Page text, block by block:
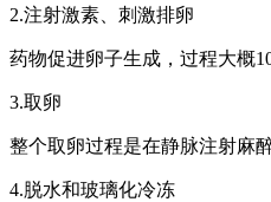
2.注射激素、刺激排卵
药物促进卵子生成，过程大概
3.取卵
整个取卵过程是在静脉注射麻
4.脱水和玻璃化冷冻